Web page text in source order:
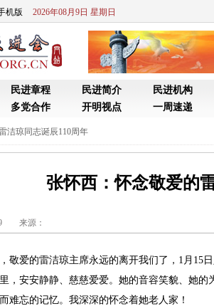
洁琼同志诞辰110周年
张怀西：怀念敬爱的
来源：
爱的雷洁琼主席永远的离开我们了，1月15
，安安静静、慈慈爱爱。她的音容笑貌、她的
难忘的记忆。我深深的怀念着她老人家！